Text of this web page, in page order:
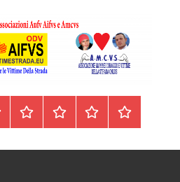
Sud
ContattiIncidenti
Il